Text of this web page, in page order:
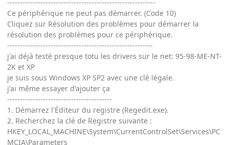
----------------------------------------------------------
Ce périphérique ne peut pas démarrer. (Code 10)
Cliquez sur Résolution des problèmes pour démarrer la
résolution des problèmes pour ce périphérique.
---------------------------------------------------------
j'ai déjà testé presque totu les drivers sur le net: 95-98-ME-NT-
2K et XP
je suis sous Windows XP SP2 avec une clé légale.
j'ai même essayer d'ajouter ça
-----------------------------------------
1. Démarrez l'Éditeur du registre (Regedit.exe).
2. Recherchez la clé de Registre suivante :
HKEY_LOCAL_MACHINE\System\CurrentControlSet\Services\PC
MCIA\Parameters